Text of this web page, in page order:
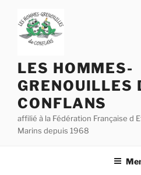
contenu
principal
LES HOMMES-
GRENOUILLES
CONFLANS
affilié à la Fédération Française d
Marins depuis 1968